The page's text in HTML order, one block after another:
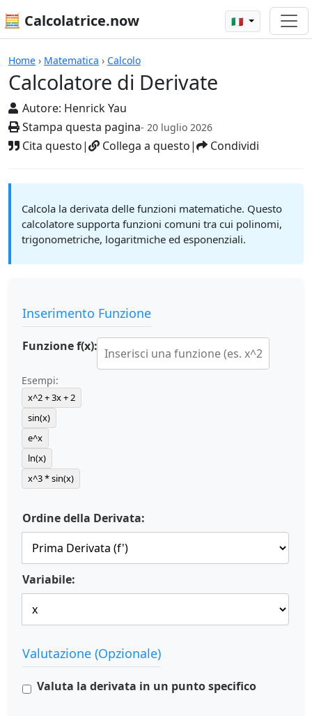
🧮 Calcolatrice.now 🇮🇹
Home › Matematica › Calcolo
Calcolatore di Derivate
Autore: Henrick Yau
Stampa questa pagina- 20 luglio 2026
Cita questo| Collega a questo| Condividi
Calcolatrici
Calcola la derivata delle funzioni matematiche. Questo
calcolatore supporta funzioni comuni tra cui polinomi,
trigonometriche, logaritmiche ed esponenziali.
Inserimento Funzione
Funzione f(x):
Esempi:
x^2 + 3x + 2
sin(x)
e^x
ln(x)
x^3 * sin(x)
Ordine della Derivata:
Variabile:
Valutazione (Opzionale)
Valuta la derivata in un punto specifico